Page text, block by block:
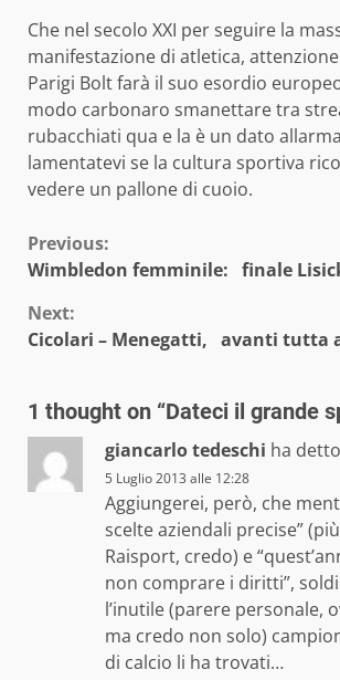
Che nel secolo XXI per seguire la
manifestazione di atletica,
Parigi Bolt farà il suo esordio
modo carbonaro smanettare tra
rubacchiati qua e la è un dato
lamentatevi se la cultura sportiva
vedere un pallone di cuoio.
Continue
Previous:
Wimbledon femminile: finale
Next:
Cicolari – Menegatti, avanti tutta
1 thought on “Dateci il grande
giancarlo tedeschi ha
5 Luglio 2013 alle 12:28
Aggiungerei, però, che
scelte aziendali precise”
Raisport, credo) e
non comprare i diritti”,
l’inutile (parere personale,
ma credo non solo)
di calcio li ha trovati…